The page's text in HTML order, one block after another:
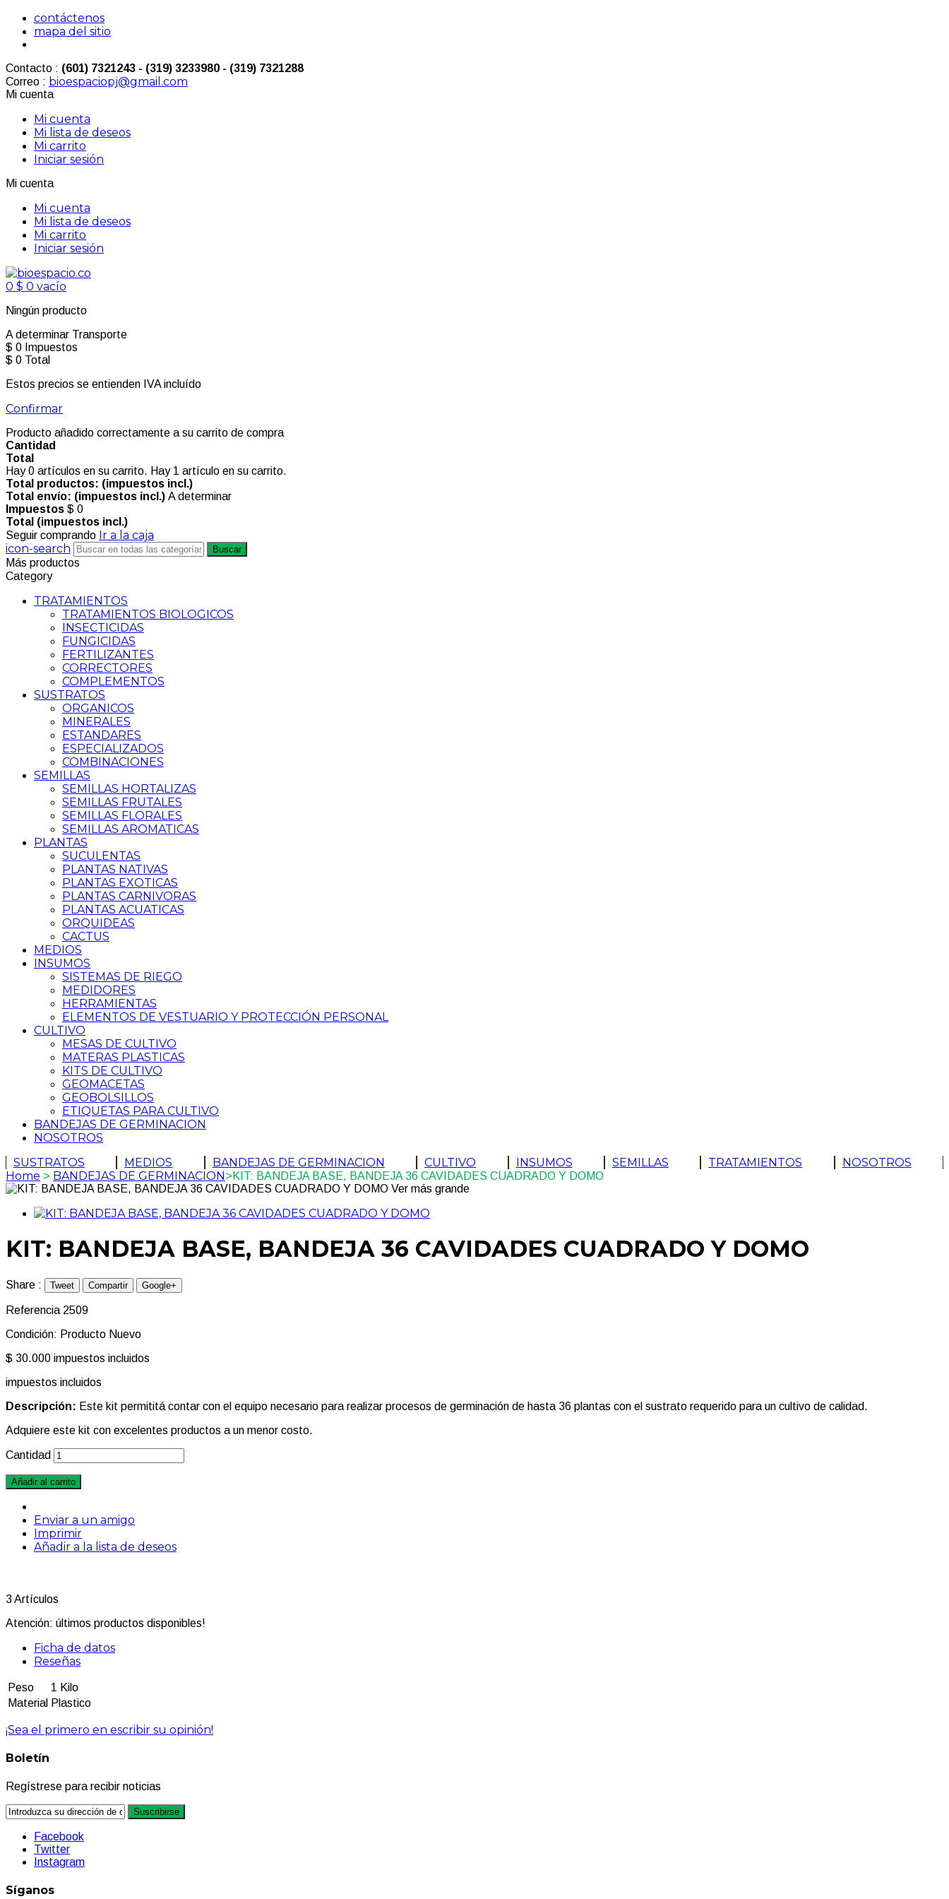
contáctenos
mapa del sitio
Contacto : (601) 7321243 - (319) 3233980 - (319) 7321288
Correo : bioespaciopj@gmail.com
Mi cuenta
Mi cuenta
Mi lista de deseos
Mi carrito
Iniciar sesión
Mi cuenta
Mi cuenta
Mi lista de deseos
Mi carrito
Iniciar sesión
0 $ 0 vacío
Ningún producto
A determinar Transporte
$ 0 Impuestos
$ 0 Total
Estos precios se entienden IVA incluído
Confirmar
Producto añadido correctamente a su carrito de compra
Cantidad
Total
Hay0 artículos en su carrito. Hay 1 artículo en su carrito.
Total productos: (impuestos incl.)
Total envío: (impuestos incl.) A determinar
Impuestos $ 0
Total (impuestos incl.)
Seguir comprando Ir a la caja
icon-search
Buscar
Más productos
Category
TRATAMIENTOS
TRATAMIENTOS BIOLOGICOS
INSECTICIDAS
FUNGICIDAS
FERTILIZANTES
CORRECTORES
COMPLEMENTOS
SUSTRATOS
ORGANICOS
MINERALES
ESTANDARES
ESPECIALIZADOS
COMBINACIONES
SEMILLAS
SEMILLAS HORTALIZAS
SEMILLAS FRUTALES
SEMILLAS FLORALES
SEMILLAS AROMATICAS
PLANTAS
SUCULENTAS
PLANTAS NATIVAS
PLANTAS EXOTICAS
PLANTAS CARNIVORAS
PLANTAS ACUATICAS
ORQUIDEAS
CACTUS
MEDIOS
INSUMOS
SISTEMAS DE RIEGO
MEDIDORES
HERRAMIENTAS
ELEMENTOS DE VESTUARIO Y PROTECCIÓN PERSONAL
CULTIVO
MESAS DE CULTIVO
MATERAS PLASTICAS
KITS DE CULTIVO
GEOMACETAS
GEOBOLSILLOS
ETIQUETAS PARA CULTIVO
BANDEJAS DE GERMINACION
NOSOTROS
SUSTRATOS
MEDIOS BANDEJAS DE GERMINACION CULTIVO INSUMOS SEMILLAS TRATAMIENTOS
NOSOTROS
Home > BANDEJAS DE GERMINACION> KIT: BANDEJA BASE, BANDEJA 36 CAVIDADES CUADRADO Y DOMO
Ver más grande
KIT: BANDEJA BASE, BANDEJA 36 CAVIDADES CUADRADO Y DOMO
Share : Tweet Compartir Google+
Referencia 2509
Condición: Producto Nuevo
$ 30.000 impuestos incluidos
impuestos incluidos
Descripción: Este kit permititá contar con el equipo necesario para realizar procesos de germinación de hasta 36 plantas con el sustrato requerido para un cultivo de calidad.
Adquiere este kit con excelentes productos a un menor costo.
Cantidad
Añadir al carrito
Enviar a un amigo
Imprimir
Añadir a la lista de deseos
3Artículos
Atención: últimos productos disponibles!
Ficha de datos
Reseñas
Peso
1 Kilo
Material Plastico
¡Sea el primero en escribir su opinión!
Boletín
Regístrese para recibir noticias
Suscribirse
Facebook
Twitter
Instagram
Síganos